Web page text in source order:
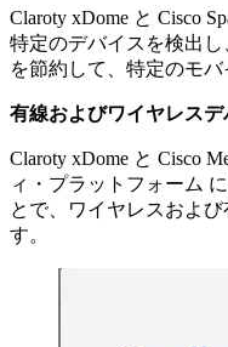
Claroty xDome と Cisco
特定のデバイスを検出
を節約して、特定のモ
有線およびワイヤレス
Claroty xDome と Cisco
ィ・プラットフォーム
とで、ワイヤレスおよ
す。